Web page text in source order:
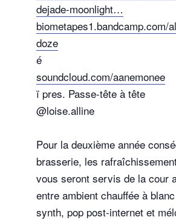
dejade-moonlight…
biometapes1.bandcamp.com/
doze
é
soundcloud.com/aanemonee
ï pres. Passe-tête à tête
@loise.alline
Pour la deuxième année
brasserie, les
vous seront servis de la cour
entre ambient chauffée à
synth, pop post-internet et